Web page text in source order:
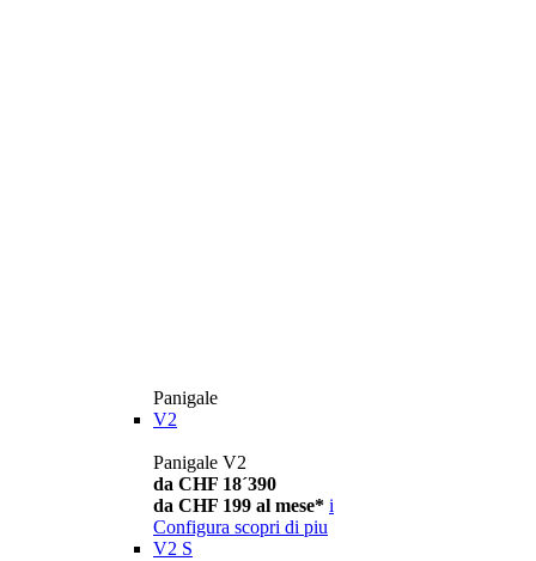
Panigale
V2
Panigale V2
da CHF 18´390
da CHF 199 al mese* i
Configura scopri di piu
V2 S